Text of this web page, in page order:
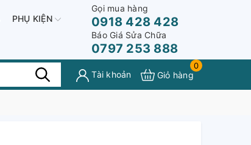
PHỤ KIỆN
Gọi mua hàng
0918 428 428
Báo Giá Sửa Chữa
0797 253 888
Tài khoản
0
Giỏ hàng